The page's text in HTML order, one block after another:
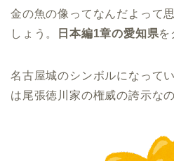
金の魚の像ってなんだよって
しょう。
日本編1章の愛知県を
名古屋城のシンボルになって
は尾張徳川家の権威の誇示な